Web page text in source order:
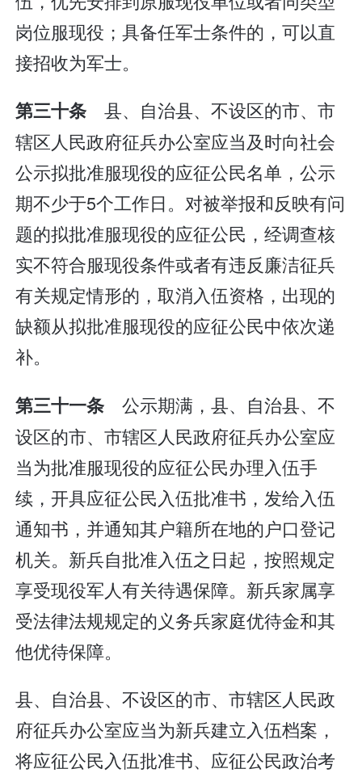
岗位服现役；具备任军士条件的，可以直
接招收为军士。
第三十条 县、自治县、不设区的市、市
辖区人民政府征兵办公室应当及时向社会
公示拟批准服现役的应征公民名单，公示
期不少于5个工作日。对被举报和反映有问
题的拟批准服现役的应征公民，经调查核
实不符合服现役条件或者有违反廉洁征兵
有关规定情形的，取消入伍资格，出现的
缺额从拟批准服现役的应征公民中依次递
补。
第三十一条 公示期满，县、自治县、不
设区的市、市辖区人民政府征兵办公室应
当为批准服现役的应征公民办理入伍手
续，开具应征公民入伍批准书，发给入伍
通知书，并通知其户籍所在地的户口登记
机关。新兵自批准入伍之日起，按照规定
享受现役军人有关待遇保障。新兵家属享
受法律法规规定的义务兵家庭优待金和其
他优待保障。
县、自治县、不设区的市、市辖区人民政
府征兵办公室应当为新兵建立入伍档案，
将应征公民入伍批准书、应征公民政治考